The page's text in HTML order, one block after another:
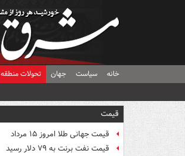
خانه سیاست جهان تحولات منطقه
قیمت
قیمت جهانی طلا امروز ۱۵ مرداد
قیمت نفت برنت به ۷۹ دلار رسید